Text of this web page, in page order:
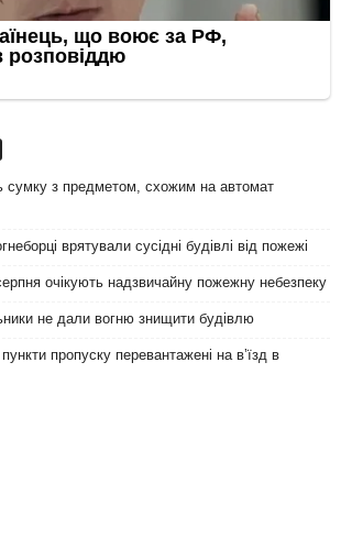
сумку з предметом, схожим на автомат
врятували сусідні будівлі від пожежі
очікують надзвичайну пожежну небезпеку
не дали вогню знищити будівлю
пропуску перевантажені на вʼїзд в